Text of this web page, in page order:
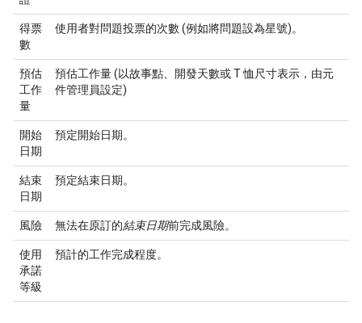
得票
數
使用者對問題投票的次數 (例如將問題設為星號)。
預估
工作
量
預估工作量 (以故事點、開發天數或 T 恤尺寸表示，由元
件管理員設定)
開始
日期
預定開始日期。
結束
日期
預定結束日期。
風險 無法在原訂的結束日期前完成風險。
使用
承諾
等級
預計的工作完成程度。